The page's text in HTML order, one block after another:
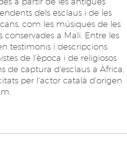
dels esclaus i de les
com les músiques de les
conservades a Mali. Entre les
testimonis i descripcions
de l'època i de religiosos
de captura d'esclaus a Àfrica,
per l'actor català d'origen